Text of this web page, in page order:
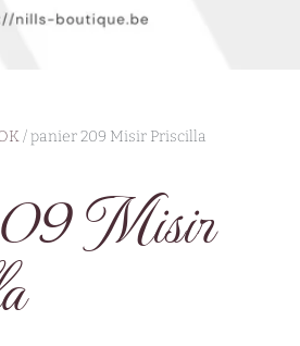
/ panier 209 Misir Priscilla
Misir